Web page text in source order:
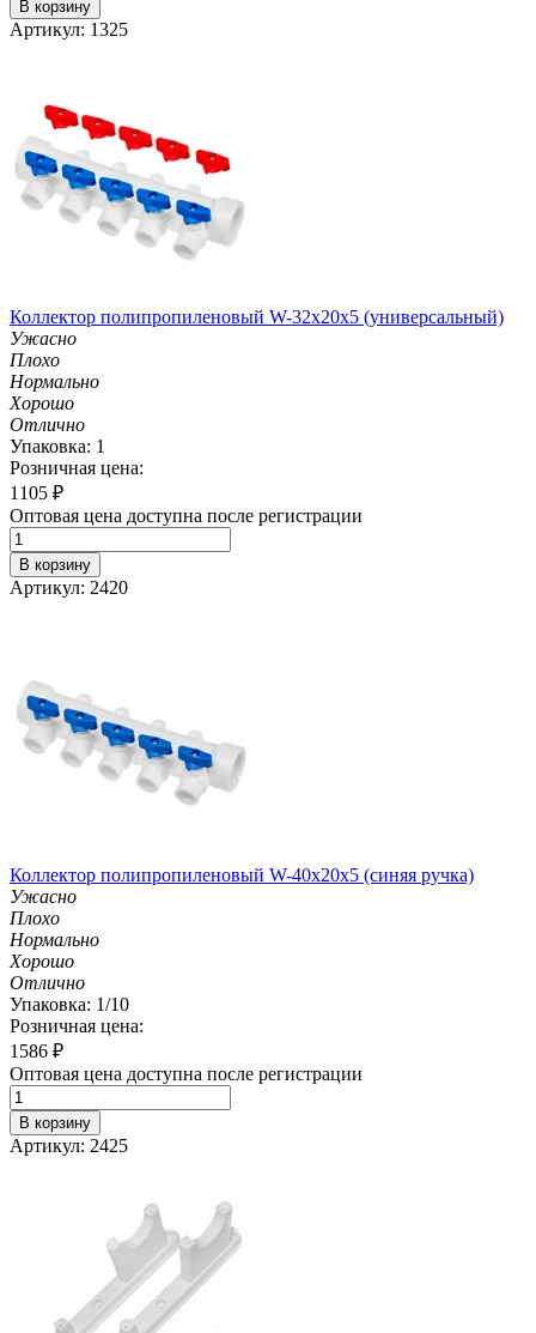
В корзину
Артикул: 1325
Коллектор полипропиленовый W-32х20х5 (универсальный)
Ужасно
Плохо
Нормально
Хорошо
Отлично
Упаковка: 1
Розничная цена:
1105 ₽
Оптовая цена доступна после регистрации
В корзину
Артикул: 2420
Коллектор полипропиленовый W-40х20х5 (синяя ручка)
Ужасно
Плохо
Нормально
Хорошо
Отлично
Упаковка: 1/10
Розничная цена:
1586 ₽
Оптовая цена доступна после регистрации
В корзину
Артикул: 2425